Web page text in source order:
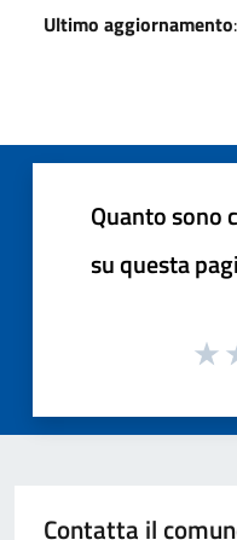
Ultimo aggiornamento
Quanto sono
su questa
Contatta il